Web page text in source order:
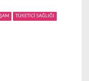
TÜKETİCİ SAĞLIĞI